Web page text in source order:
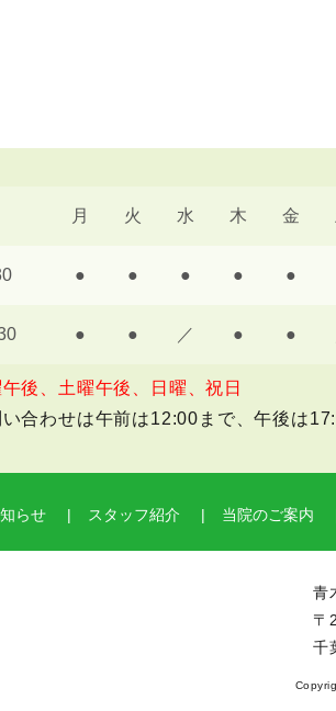
月 火 水 木 金
● ● ● ● ●
● ● ／ ● ●
午後、土曜午後、日曜、祝日
合わせは午前は12:00まで、午後は
らせ スタッフ紹介 当院のご案内
青
〒
千